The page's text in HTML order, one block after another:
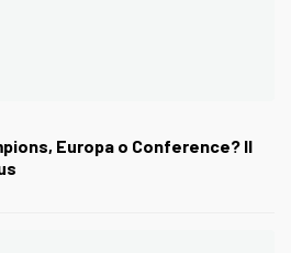
Europa o Conference? Il